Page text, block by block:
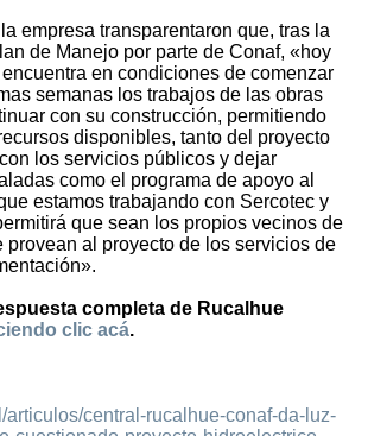
empresa transparentaron que, tras la
de Manejo por parte de Conaf, «hoy
en condiciones de comenzar
semanas los trabajos de las obras
con su construcción, permitiendo
disponibles, tanto del proyecto
los servicios públicos y dejar
como el programa de apoyo al
estamos trabajando con Sercotec y
que sean los propios vecinos de
provean al proyecto de los servicios de
completa de Rucalhue
clic acá.
articulos/central-rucalhue-conaf-da-luz-